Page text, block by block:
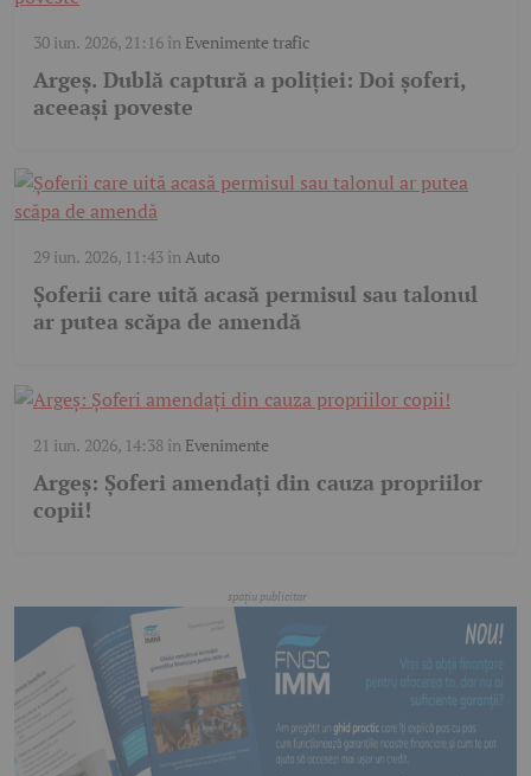
30 iun. 2026, 21:16în Evenimente trafic
Argeș. Dublă captură a poliției: Doi șoferi,
aceeași poveste
29 iun. 2026, 11:43în Auto
Șoferii care uită acasă permisul sau talonul
ar putea scăpa de amendă
21 iun. 2026, 14:38în Evenimente
Argeș: Șoferi amendați din cauza propriilor
copii!